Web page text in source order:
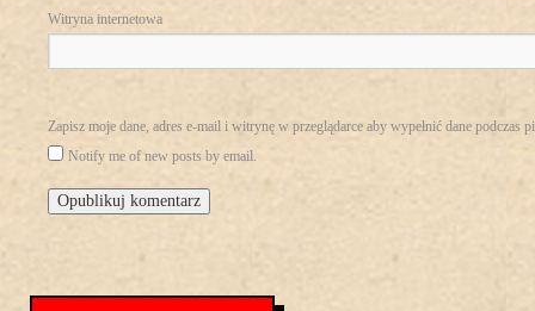
Witryna internetowa
Zapisz moje dane, adres e-mail i witrynę w przeglądarce aby wypełnić dane podczas
Notify me of new posts by email.